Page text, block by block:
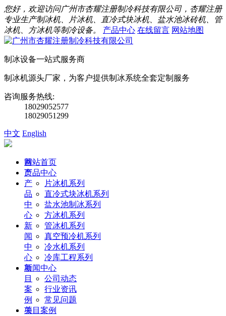
您好，欢迎访问广州市杏耀注册制冷科技有限公司，杏耀注册
专业生产制冰机、片冰机、直冷式块冰机、盐水池冰砖机、管
冰机、方冰机等制冷设备。
产品中心 在线留言 网站地图
制冰设备一站式服务商
制冰机源头厂家，为客户提供制冰系统全套定制服务
咨询服务热线:
18029052577
18029051299
中文 English
首
页
产
品
中
心
新
闻
中
心
项
目
案
例
关
网站首页
产品中心
片冰机系列
直冷式块冰机系列
盐水池制冰系列
方冰机系列
管冰机系列
真空预冷机系列
冷水机系列
冷库工程系列
新闻中心
公司动态
行业资讯
常见问题
项目案例